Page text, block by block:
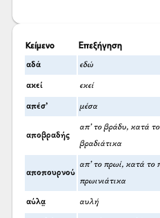
Κείμενο Επεξήγηση
αδά εδώ
ακεί εκεί
απέσ’ μέσα
αποβραδής
απ’ το βράδυ, κατά
βραδιάτικα
αποπουρνού
απ’ το πρωί, κατά το
πρωινιάτικα
αύλα̤ αυλή